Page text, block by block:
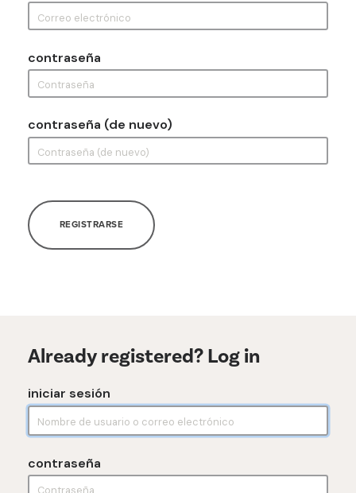
contraseña
contraseña (de nuevo)
REGISTRARSE
Already registered? Log in
iniciar sesión
contraseña